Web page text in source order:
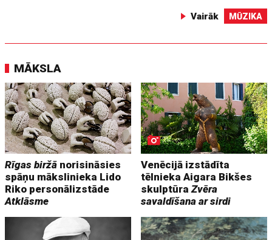
Vairāk MŪZIKA
MĀKSLA
Rīgas biržā norisināsies
spāņu mākslinieka Lido
Riko personālizstāde
Atklāsme
Venēcijā izstādīta
tēlnieka Aigara Bikšes
skulptūraZvēra
savaldīšana ar sirdi